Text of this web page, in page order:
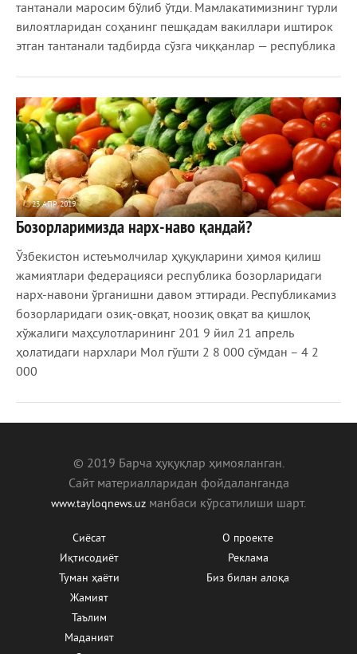
тантанали маросим бўлиб ўтди. Мамлакатимизнинг турли
вилоятларидан соҳанинг пешқадам вакиллари иштирок
этган тантанали тадбирда сўзга чиққанлар — республика
23 АПР 2019
2 062 0
Бозорларимизда нарх-наво қандай?
Ўзбекистон истеъмолчилар ҳуқуқларини ҳимоя қилиш
жамиятлари федерацияси республика бозорларидаги
нарх-навони ўрганишни давом эттиради. Республикамиз
бозорларидаги озиқ-овқат, ноозиқ овқат ва қишлоқ
хўжалиги маҳсулотларининг 201 9 йил 21 апрель
ҳолатидаги нархлари Мол гўшти 2 8 000 сўмдан – 4 2
000
© 2019 Барча ҳуқуқлар ҳимояланган.
Сайт материалларидан фойдаланганда
www.tayloqnews.uz манбаcи кўрсатилиши шарт.
Сиёсат
Иқтисодиёт
Туман ҳаёти
Жамият
Таълим
Маданият
О проекте
Реклама
Биз билан алоқа